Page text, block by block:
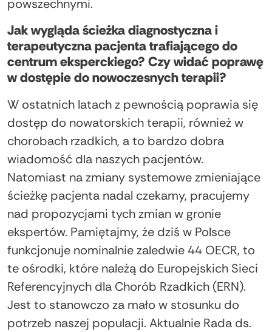
powszechnymi.
Jak wygląda ścieżka diagnostyczna i
terapeutyczna pacjenta trafiającego do
centrum eksperckiego? Czy widać poprawę
w dostępie do nowoczesnych terapii?
W ostatnich latach z pewnością poprawia się
dostęp do nowatorskich terapii, również w
chorobach rzadkich, a to bardzo dobra
wiadomość dla naszych pacjentów.
Natomiast na zmiany systemowe zmieniające
ścieżkę pacjenta nadal czekamy, pracujemy
nad propozycjami tych zmian w gronie
ekspertów. Pamiętajmy, że dziś w Polsce
funkcjonuje nominalnie zaledwie 44 OECR, to
te ośrodki, które należą do Europejskich Sieci
Referencyjnych dla Chorób Rzadkich (ERN).
Jest to stanowczo za mało w stosunku do
potrzeb naszej populacji. Aktualnie Rada ds.